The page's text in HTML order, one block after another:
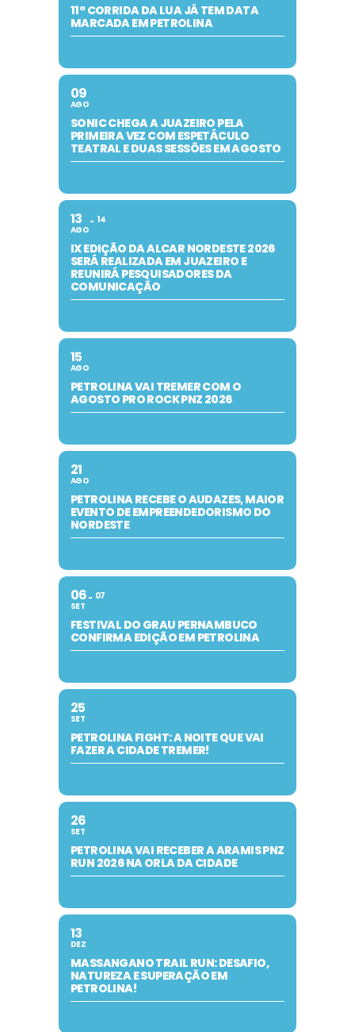
11ª CORRIDA DA LUA JÁ TEM DATA
MARCADA EM PETROLINA
09
AGO
SONIC CHEGA A JUAZEIRO PELA
PRIMEIRA VEZ COM ESPETÁCULO
TEATRAL E DUAS SESSÕES EM AGOSTO
13
AGO
14
IX EDIÇÃO DA ALCAR NORDESTE 2026
SERÁ REALIZADA EM JUAZEIRO E
REUNIRÁ PESQUISADORES DA
COMUNICAÇÃO
15
AGO
PETROLINA VAI TREMER COM O
AGOSTO PRO ROCK PNZ 2026
21
AGO
PETROLINA RECEBE O AUDAZES, MAIOR
EVENTO DE EMPREENDEDORISMO DO
NORDESTE
06
SET
07
FESTIVAL DO GRAU PERNAMBUCO
CONFIRMA EDIÇÃO EM PETROLINA
25
SET
PETROLINA FIGHT: A NOITE QUE VAI
FAZER A CIDADE TREMER!
26
SET
PETROLINA VAI RECEBER A ARAMIS PNZ
RUN 2026 NA ORLA DA CIDADE
13
DEZ
MASSANGANO TRAIL RUN: DESAFIO,
NATUREZA E SUPERAÇÃO EM
PETROLINA!